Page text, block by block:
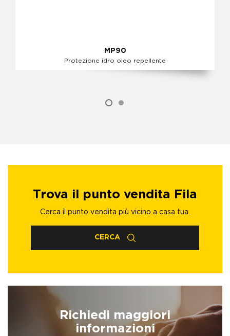
MP90
Protezione idro oleo repellente
Trova il punto vendita Fila
Cerca il punto vendita più vicino a casa tua.
CERCA
Richiedi maggiori
informazioni